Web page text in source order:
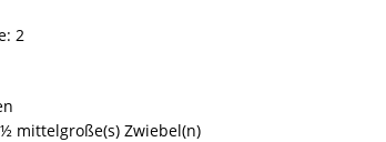
2
½ mittelgroße(s) Zwiebel(n)